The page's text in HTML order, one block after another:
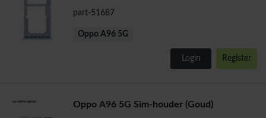
part-51687
Oppo A96 5G
Login Register
Oppo A96 5G Sim-houder (Goud)